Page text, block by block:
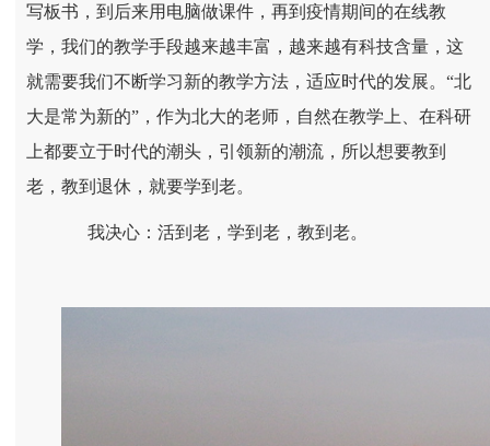
写板书，到后来用电脑做课件，再到疫情期间的在线教
学，我们的教学手段越来越丰富，越来越有科技含量，这
就需要我们不断学习新的教学方法，适应时代的发展。“北
大是常为新的”，作为北大的老师，自然在教学上、在科研
上都要立于时代的潮头，引领新的潮流，所以想要教到
老，教到退休，就要学到老。
我决心：活到老，学到老，教到老。